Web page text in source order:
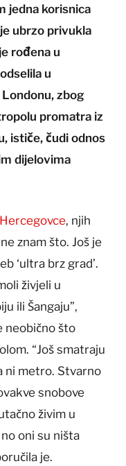
jedna korisnica
ubrzo privukla
rođena u
u
zbog
promatra iz
ističe, čudi odnos
dijelovima
Hercegovce, njih
znam što. Još je
‘ultra brz grad’.
živjeli u
ili Šangaju”,
neobično što
“Još smatraju
ni metro. Stvarno
snobove
živim u
oni su ništa
je.